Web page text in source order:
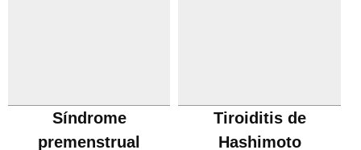
Síndrome
premenstrual
Tiroiditis de
Hashimoto